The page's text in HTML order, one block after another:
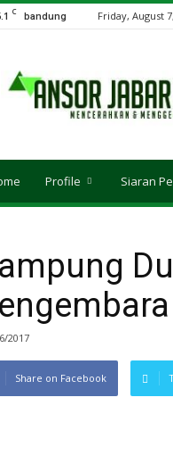
C bandung Friday, August
JABAR
Online
Profile Siaran
2017
Share on Facebook